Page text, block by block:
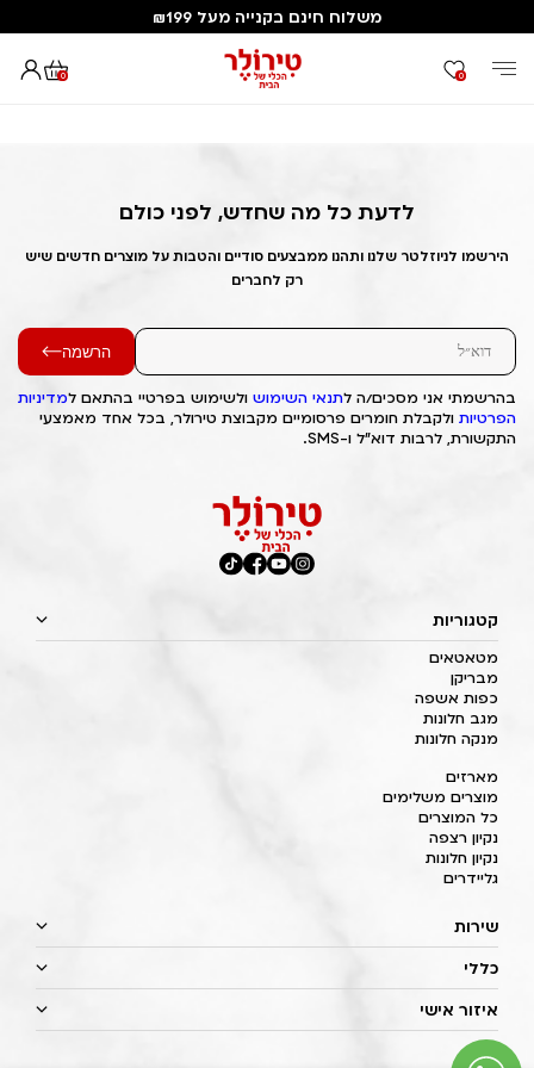
משלוח חינם בקנייה מעל ₪199
0 0
דף הבית Out of Stock Alert 2025/09/27 1759008288
לדעת כל מה שחדש, לפני כולם
הירשמו לניוזלטר שלנו ותהנו ממבצעים סודיים והטבות על מוצרים חדשים שיש
רק לחברים
הרשמה
בהרשמתי אני מסכים/ה לתנאי השימוש ולשימוש בפרטיי בהתאם למדיניות
הפרטיות ולקבלת חומרים פרסומיים מקבוצת טירולר, בכל אחד מאמצעי
התקשורת, לרבות דוא"ל ו-SMS.
קטגוריות
מטאטאים
מבריקן
כפות אשפה
מגב חלונות
מנקה חלונות
מארזים
מוצרים משלימים
כל המוצרים
נקיון רצפה
נקיון חלונות
גליידרים
שירות
כללי
איזור אישי